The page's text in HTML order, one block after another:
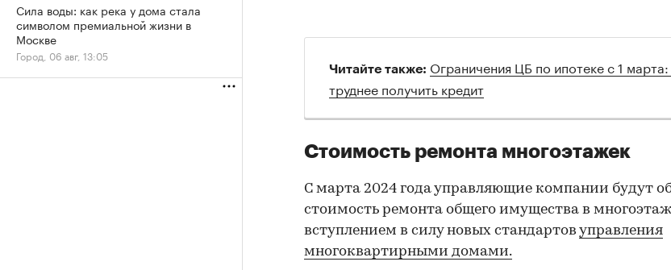
Читайте также: Ограничения ЦБ по ипотеке с 1
труднее получить кредит
Стоимость ремонта многоэтажек
С марта 2024 года управляющие компании будут
стоимость ремонта общего имущества в
вступлением в силу новых стандартов управления
многоквартирными домами.
Сила воды: как река у дома стала
символом премиальной жизни в
Москве
Город, 06 авг, 13:05